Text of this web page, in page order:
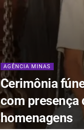
AGÊNCIA MINAS
Cerimônia
com presença
homenagens